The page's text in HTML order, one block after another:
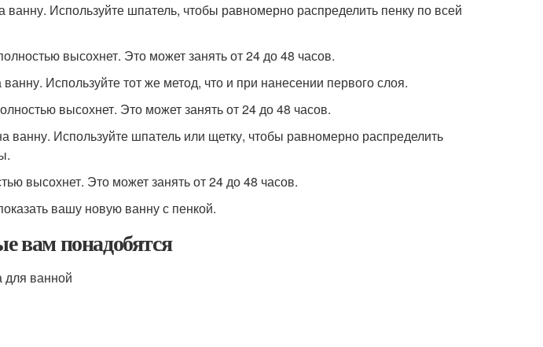
Используйте шпатель, чтобы равномерно распределить пенку по всей
высохнет. Это может занять от 24 до 48 часов.
Используйте тот же метод, что и при нанесении первого слоя.
высохнет. Это может занять от 24 до 48 часов.
ванну. Используйте шпатель или щетку, чтобы равномерно распределить
высохнет. Это может занять от 24 до 48 часов.
вашу новую ванну с пенкой.
вам понадобятся
для ванной